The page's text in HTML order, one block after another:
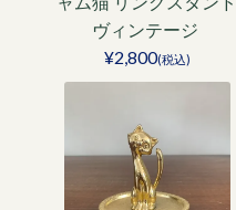
ヴィンテージ
¥2,800(税込)